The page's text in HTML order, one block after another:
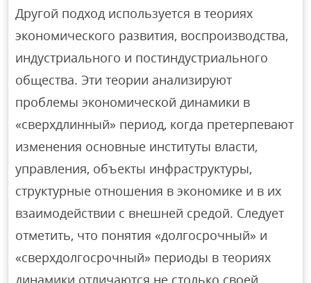
Другой подход используется в теориях
экономического развития, воспроизводства,
индустриального и постиндустриального
общества. Эти теории анализируют
проблемы экономической динамики в
«сверхдлинный» период, когда претерпевают
изменения основные институты власти,
управления, объекты инфраструктуры,
структурные отношения в экономике и в их
взаимодействии с внешней средой. Следует
отметить, что понятия «долгосрочный» и
«сверхдолгосрочный» периоды в теориях